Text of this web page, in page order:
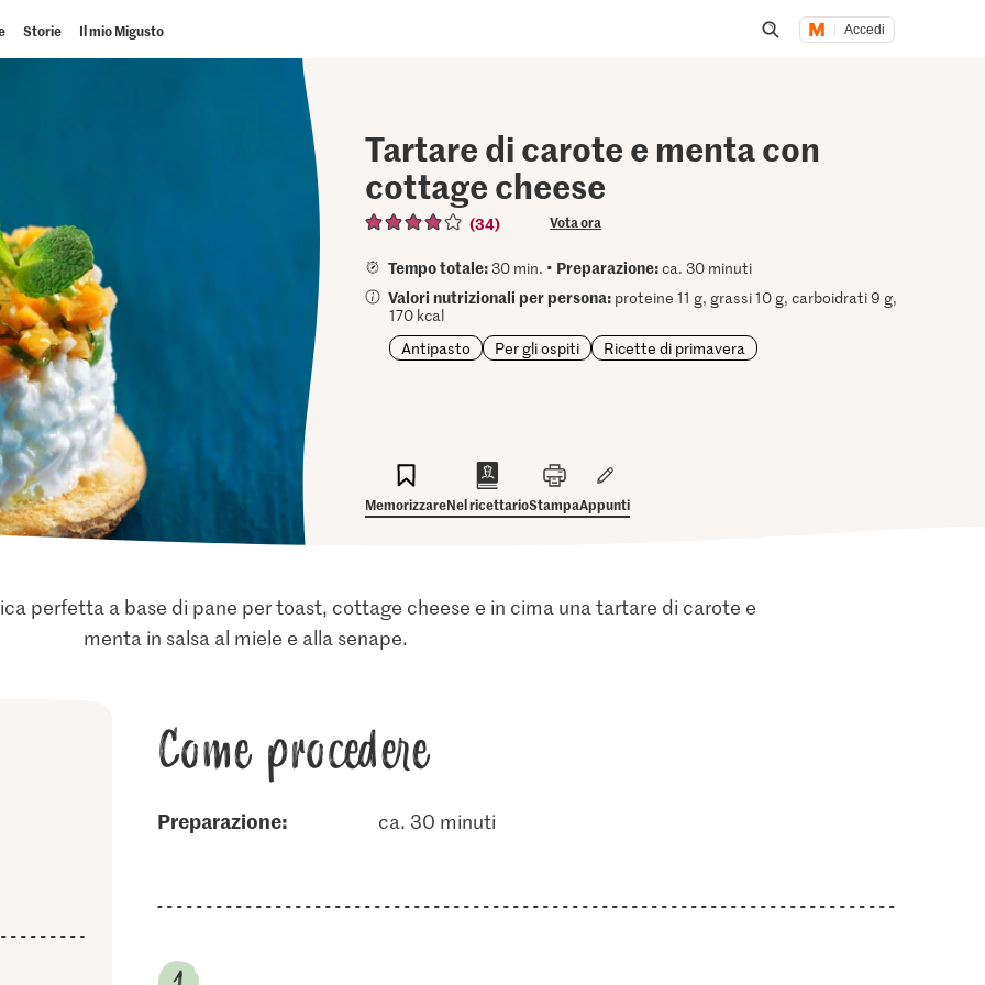
Storie Il mio Migusto Accedi
Tartare di carote e menta con
cottage cheese
(34) Vota ora
Tempo totale: 30 min. • Preparazione:ca. 30 minuti
Valori nutrizionali per persona: proteine 11 g, grassi 10 g, carboidrati 9 g,
170 kcal
Antipasto
Per gli ospiti Ricette di primavera
MemorizzareNel ricettarioStampaAppunti
perfetta a base di pane per toast, cottage cheese e in cima una tartare di carote e
menta in salsa al miele e alla senape.
Come procedere
Preparazione: ca. 30 minuti